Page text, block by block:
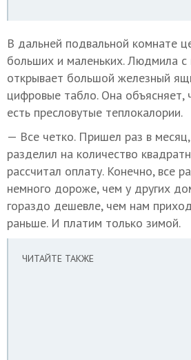
В дальней подвальной комнате
больших и маленьких. Людмила с
открывает большой железный
цифровые табло. Она
есть пресловутые теплокалории.
— Все четко. Пришел раз в
разделил на количество
рассчитал оплату. Конечно, все
немного дороже, чем у других
гораздо дешевле, чем нам
раньше. И платим только зимой.
ЧИТАЙТЕ ТАКЖЕ